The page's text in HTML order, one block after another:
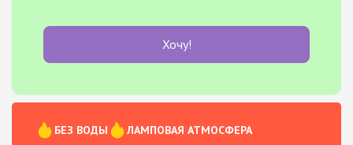
Хочу!
БЕЗ ВОДЫ
ЛАМПОВАЯ АТМОСФЕРА